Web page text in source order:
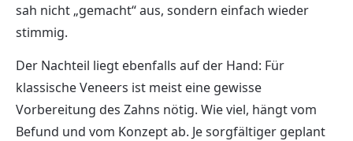
sah nicht „gemacht“ aus, sondern einfach wieder
stimmig.
Der Nachteil liegt ebenfalls auf der Hand: Für
klassische Veneers ist meist eine gewisse
Vorbereitung des Zahns nötig. Wie viel, hängt vom
Befund und vom Konzept ab. Je sorgfältiger geplant